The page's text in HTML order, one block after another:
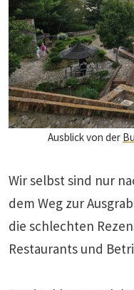
Ausblick von der
Wir selbst sind nur
dem Weg zur
die schlechten
Restaurants und